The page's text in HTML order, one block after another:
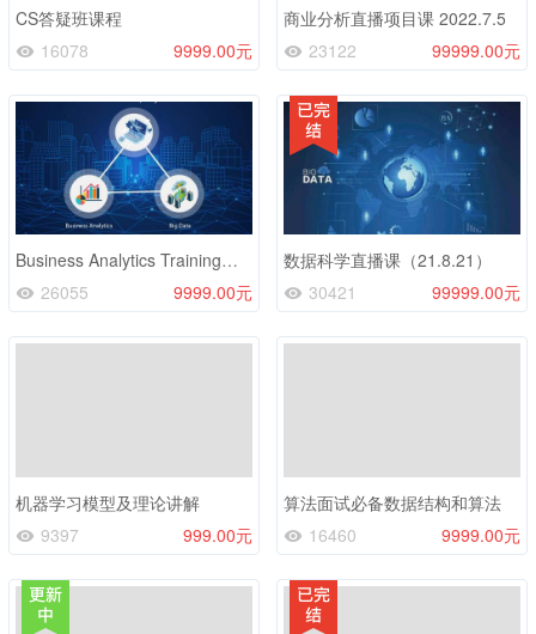
CS答疑班课程
16078
9999.00元
商业分析直播项目课 2022.7.5
23122
99999.00元
Business Analytics Training（2022.3.8）
26055
9999.00元
数据科学直播课（21.8.21）
30421
99999.00元
机器学习模型及理论讲解
9397
999.00元
算法面试必备数据结构和算法
16460
9999.00元